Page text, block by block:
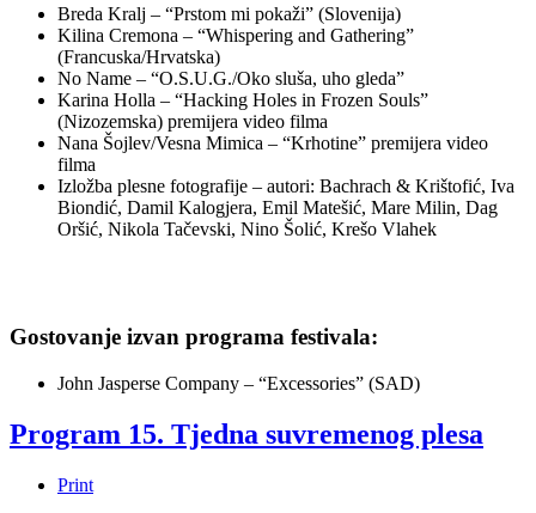
Breda Kralj – “Prstom mi pokaži” (Slovenija)
Kilina Cremona – “Whispering and Gathering”
(Francuska/Hrvatska)
No Name – “O.S.U.G./Oko sluša, uho gleda”
Karina Holla – “Hacking Holes in Frozen Souls”
(Nizozemska) premijera video filma
Nana Šojlev/Vesna Mimica – “Krhotine” premijera video
filma
Izložba plesne fotografije – autori: Bachrach & Krištofić, Iva
Biondić, Damil Kalogjera, Emil Matešić, Mare Milin, Dag
Oršić, Nikola Tačevski, Nino Šolić, Krešo Vlahek
Gostovanje izvan programa festivala:
John Jasperse Company – “Excessories” (SAD)
Program 15. Tjedna suvremenog plesa
Print